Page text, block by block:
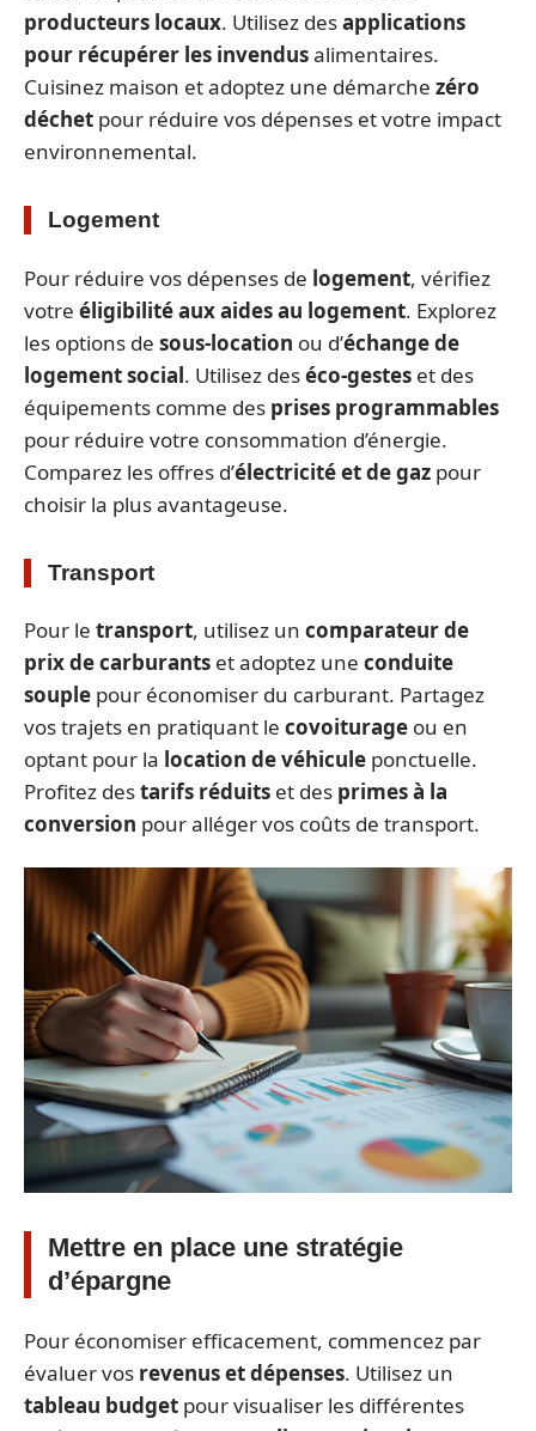
producteurs locaux. Utilisez desapplications
pour récupérer les invendusalimentaires.
Cuisinez maison et adoptez une démarche zéro
déchet pour réduire vos dépenses et votre impact
environnemental.
Logement
Pour réduire vos dépenses de logement, vérifiez
votre éligibilité aux aides au logement. Explorez
les options de sous-location ou d’échange de
logement social. Utilisez deséco-gestes et des
équipements comme des prises programmables
pour réduire votre consommation d’énergie.
Comparez les offres d’électricité et de gaz pour
choisir la plus avantageuse.
Transport
Pour le transport, utilisez un comparateur de
prix de carburants et adoptez une conduite
souple pour économiser du carburant. Partagez
vos trajets en pratiquant le covoiturage ou en
optant pour la location de véhicule ponctuelle.
Profitez destarifs réduits et des primes à la
conversion pour alléger vos coûts de transport.
Mettre en place une stratégie
d’épargne
Pour économiser efficacement, commencez par
évaluer vos revenus et dépenses. Utilisez un
tableau budget pour visualiser les différentes